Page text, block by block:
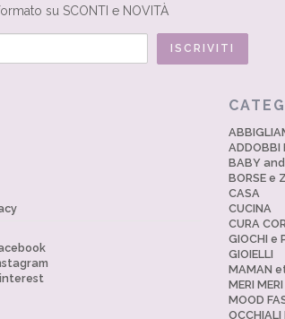
su SCONTI e NOVITÀ
ADDOBBI
BABY and
BORSE e
CASA
CUCINA
CURA
GIOCHI e
GIOIELLI
MAMAN
MERI
MOOD
OCCHIALI